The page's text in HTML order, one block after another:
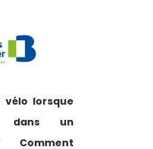
vélo lorsque
dans un
Comment